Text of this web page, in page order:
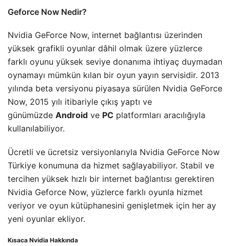
Geforce Now Nedir?
Nvidia GeForce Now, internet bağlantısı üzerinden
yüksek grafikli oyunlar dâhil olmak üzere yüzlerce
farklı oyunu yüksek seviye donanıma ihtiyaç duymadan
oynamayı mümkün kılan bir oyun yayın servisidir. 2013
yılında beta versiyonu piyasaya sürülen Nvidia GeForce
Now, 2015 yılı itibariyle çıkış yaptı ve
günümüzde Android ve PC platformları aracılığıyla
kullanılabiliyor.
Ücretli ve ücretsiz versiyonlarıyla Nvidia GeForce Now
Türkiye konumuna da hizmet sağlayabiliyor. Stabil ve
tercihen yüksek hızlı bir internet bağlantısı gerektiren
Nvidia Geforce Now, yüzlerce farklı oyunla hizmet
veriyor ve oyun kütüphanesini genişletmek için her ay
yeni oyunlar ekliyor.
Kısaca Nvidia Hakkında